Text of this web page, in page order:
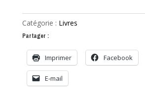
Catégorie : Livres
Partager :
Imprimer Facebook
E-mail